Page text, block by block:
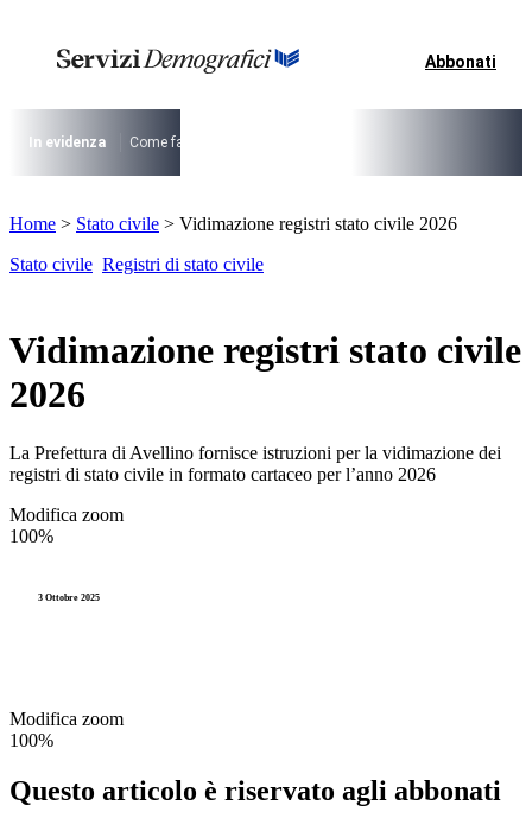
contenuto
I più cercati
Lorem ipsum dolor sit amet consectetur
Abbonati
In evidenza Come fare per …
I più cercati
Lorem ipsum dolor sit amet consectetur
Home > Stato civile > Vidimazione registri stato civile 2026
Stato civile Registri di stato civile
Vidimazione registri stato civile
2026
La Prefettura di Avellino fornisce istruzioni per la vidimazione dei
registri di stato civile in formato cartaceo per l’anno 2026
Modifica zoom
100%
3 Ottobre 2025
Modifica zoom
100%
Questo articolo è riservato agli abbonati